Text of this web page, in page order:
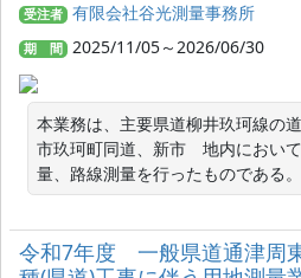
受注者 有限会社谷光測量事務所
期 間 2025/11/05～2026/06/30
本業務は、主要県道柳井玖珂線の
市玖珂町同道、新市　地内におい
量、路線測量を行ったものである。
令和7年度 一般県道通津周